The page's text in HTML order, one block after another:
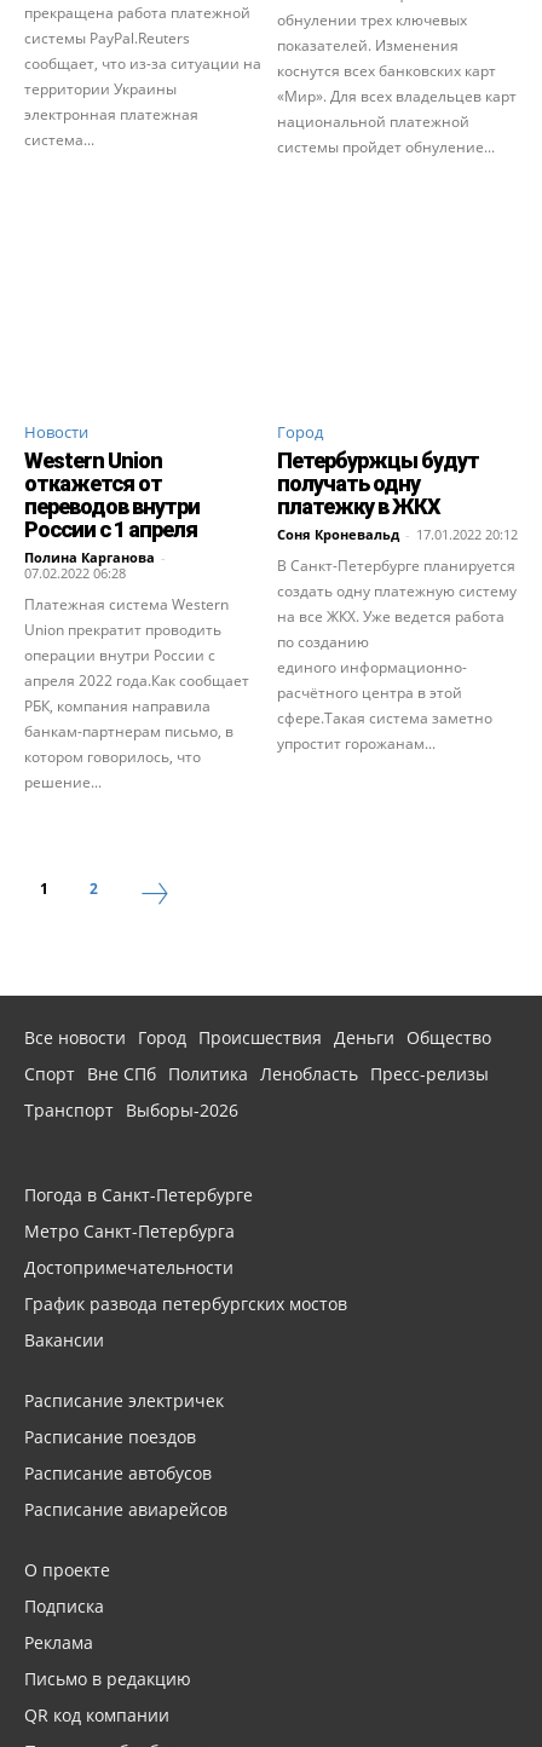
прекращена работа платежной
системы PayPal.Reuters
сообщает, что из-за ситуации на
территории Украины
электронная платежная
система...
обнулении трех ключевых
показателей. Изменения
коснутся всех банковских карт
«Мир». Для всех владельцев карт
национальной платежной
системы пройдет обнуление...
Новости
Western Union
откажется от
переводов внутри
России с 1 апреля
Полина Карганова -
07.02.2022 06:28
Платежная система Western
Union прекратит проводить
операции внутри России с
апреля 2022 года.Как сообщает
РБК, компания направила
банкам-партнерам письмо, в
котором говорилось, что
решение...
Город
Петербуржцы будут
получать одну
платежку в ЖКХ
Соня Кроневальд - 17.01.2022 20:12
В Санкт-Петербурге планируется
создать одну платежную систему
на все ЖКХ. Уже ведется работа
по созданию
единого информационно-
расчётного центра в этой
сфере.Такая система заметно
упростит горожанам...
1 2
Все новости Город Происшествия Деньги
Общество
Спорт Вне СПб Политика Ленобласть Пресс-релизы
Транспорт Выборы-2026
Погода в Санкт-Петербурге
Метро Санкт-Петербурга
Достопримечательности
График развода петербургских мостов
Вакансии
Расписание электричек
Расписание поездов
Расписание автобусов
Расписание авиарейсов
О проекте
Подписка
Реклама
Письмо в редакцию
QR код компании